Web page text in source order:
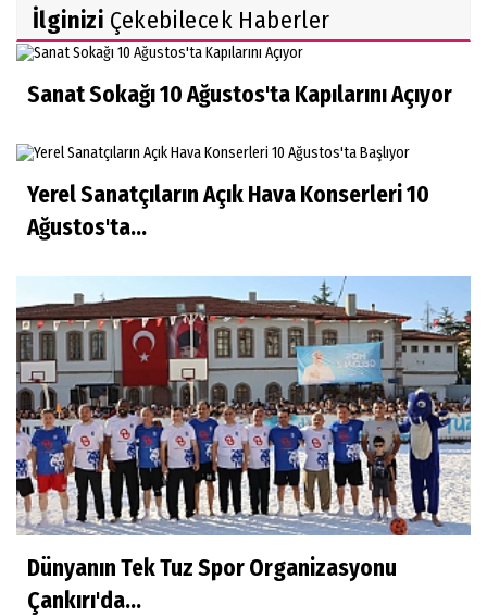
İlginizi Çekebilecek Haberler
Sanat Sokağı 10 Ağustos'ta Kapılarını Açıyor
Yerel Sanatçıların Açık Hava Konserleri 10
Ağustos'ta...
Dünyanın Tek Tuz Spor Organizasyonu
Çankırı'da...